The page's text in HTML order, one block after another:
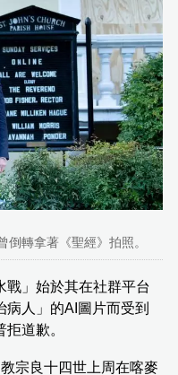
轉拿著《聖經》拍照。
戰」始於其在社群平台
人」的AI圖片而受到
道歉。
宗良十四世上周在喀麥